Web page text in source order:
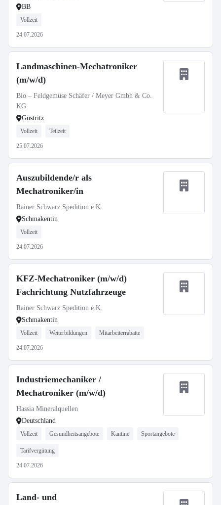
BB
Vollzeit
24.07.2026
Landmaschinen-Mechatroniker
(m/w/d)
Bio – Feldgemüse Schäfer / Meyer Gmbh & Co.
KG
Güstritz
Vollzeit Teilzeit
25.07.2026
Auszubildende/r als
Mechatroniker/in
Rainer Schwarz Spedition e.K.
Schmakentin
Vollzeit
24.07.2026
KFZ-Mechatroniker (m/w/d)
Fachrichtung Nutzfahrzeuge
Rainer Schwarz Spedition e.K.
Schmakentin
Vollzeit Weiterbildungen Mitarbeiterrabatte
24.07.2026
Industriemechaniker /
Mechatroniker (m/w/d)
Hassia Mineralquellen
Deutschland
Vollzeit Gesundheitsangebote Kantine Sportangebote
Tarifvergütung
24.07.2026
Land- und